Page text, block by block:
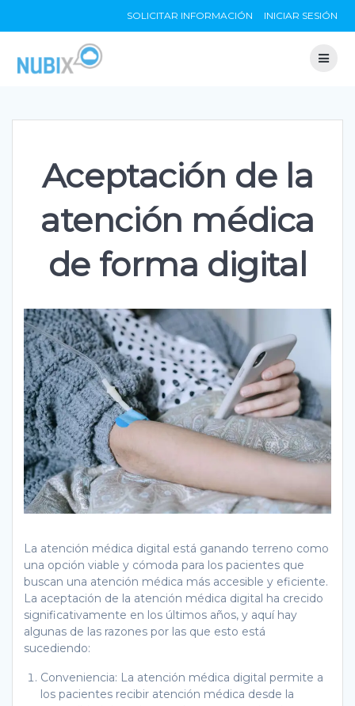
to
SOLICITAR INFORMACIÓN INICIAR SESIÓN
Aceptación de la
atención médica
de forma digital
La atención médica digital está ganando terreno como
una opción viable y cómoda para los pacientes que
buscan una atención médica más accesible y eficiente.
La aceptación de la atención médica digital ha crecido
significativamente en los últimos años, y aquí hay
algunas de las razones por las que esto está
sucediendo:
Conveniencia: La atención médica digital permite a
los pacientes recibir atención médica desde la